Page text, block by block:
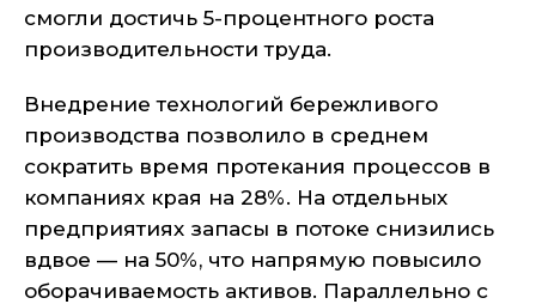
смогли достичь 5-процентного роста
производительности труда.
Внедрение технологий бережливого
производства позволило в среднем
сократить время протекания процессов в
компаниях края на 28%. На отдельных
предприятиях запасы в потоке снизились
вдвое — на 50%, что напрямую повысило
оборачиваемость активов. Параллельно с